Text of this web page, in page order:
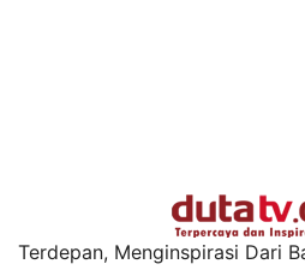
Terdepan, Menginspirasi Dari